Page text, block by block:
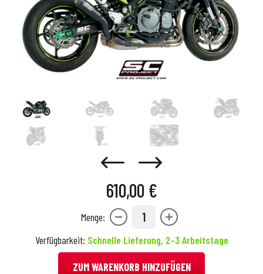
610,00 €
Menge: 1
Verfügbarkeit: Schnelle Lieferung, 2-3 Arbeitstage
ZUM WARENKORB HINZUFÜGEN